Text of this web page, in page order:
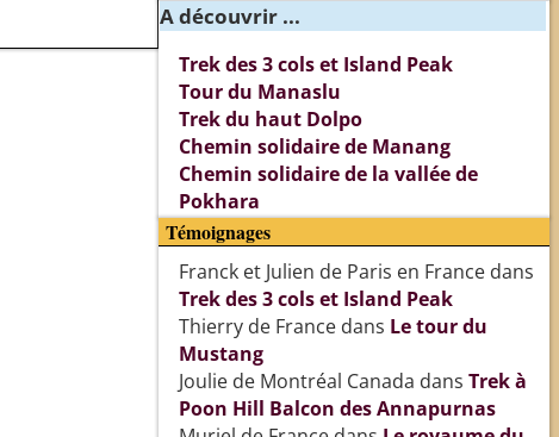
A découvrir ...
Trek des 3 cols et Island Peak
Tour du Manaslu
Trek du haut Dolpo
Chemin solidaire de Manang
Chemin solidaire de la vallée de
Pokhara
Témoignages
Franck et Julien de Paris en Francedans
Trek des 3 cols et Island Peak
Thierry de Francedans Le tour du
Mustang
Joulie de Montréal Canada dans Trek à
Poon Hill Balcon des Annapurnas